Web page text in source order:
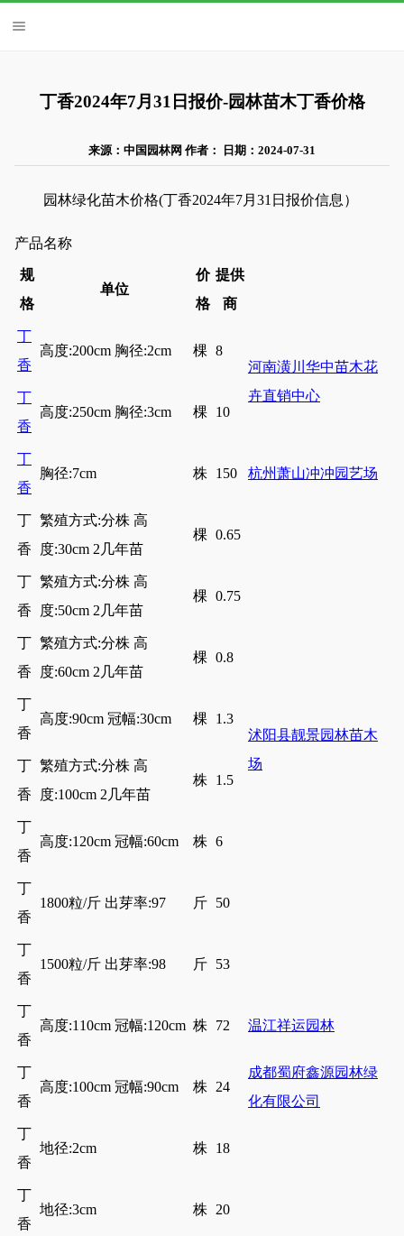
丁香2024年7月31日报价-园林苗木丁香价格
来源：中国园林网 作者： 日期：2024-07-31
园林绿化苗木价格(丁香2024年7月31日报价信息）
产品名称
规
格
单位
价
格
提供
商
丁
香
高度:200cm 胸径:2cm 棵 8
河南潢川华中苗木花
卉直销中心
丁
香
高度:250cm 胸径:3cm 棵 10
丁
香
胸径:7cm 株 150 杭州萧山冲冲园艺场
丁
香
繁殖方式:分株 高
度:30cm 2几年苗
棵 0.65
沭阳县靓景园林苗木
场
丁
香
繁殖方式:分株 高
度:50cm 2几年苗
棵 0.75
丁
香
繁殖方式:分株 高
度:60cm 2几年苗
棵 0.8
丁
香
高度:90cm 冠幅:30cm 棵 1.3
丁
香
繁殖方式:分株 高
度:100cm 2几年苗
株 1.5
丁
香
高度:120cm 冠幅:60cm 株 6
丁
香
1800粒/斤 出芽率:97 斤 50
丁
香
1500粒/斤 出芽率:98 斤 53
丁
香
高度:110cm 冠幅:120cm 株 72 温江祥运园林
丁
香
高度:100cm 冠幅:90cm 株 24
成都蜀府鑫源园林绿
化有限公司
丁
香
地径:2cm 株 18
丁
香
地径:3cm 株 20